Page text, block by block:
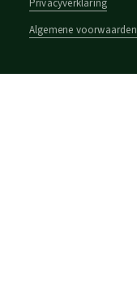
Privacyverklaring
Algemene voorwaarden